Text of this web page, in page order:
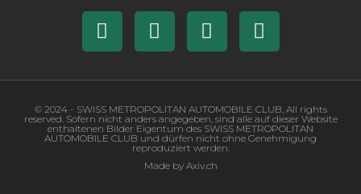
© 2024 - SWISS METROPOLITAN AUTOMOBILE CLUB, All rights
reserved. Sofern nicht anders angegeben, sind alle auf dieser Website
enthaltenen Bilder Eigentum des SWISS METROPOLITAN
AUTOMOBILE CLUB und dürfen nicht ohne Genehmigung
reproduziert werden.
Made by Axiv.ch